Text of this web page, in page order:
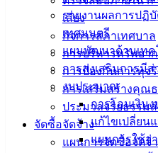
เสี่ยง
กิจการสภาเทศบาล
การบริหารทรัพยา
การป้องกันการทุจ
การเสริมสร้างคุณ
ประมวลจริยธรรม
จัดซื้อจัดจ้าง
แผนการจัดซื้อจัดจ้
รายงานผลการปฏิ
เทศมนตรี
แผนพัฒนาด้านเทค
การส่งเสริมการมี
งบประมาณ
การโอนเงิน
แก้ไขเปลี่ยน
แผนการใช้จ่
ประชาชน/
คู่มือการ
ปฏิบัติ
งาน
ข่าวสาร
น่ารู้
ศุนย์
ข้อมูล
ข่าวสาร